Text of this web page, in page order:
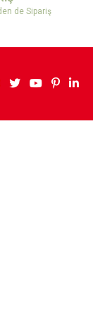
de Sipariş